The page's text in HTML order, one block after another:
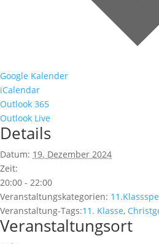
Google Kalender
iCalendar
Outlook 365
Outlook Live
Details
Datum: 19. Dezember 2024
Zeit:
20:00 - 22:00
Veranstaltungskategorien:
Veranstaltung-Tags:11. Klasse,
Veranstaltungsort